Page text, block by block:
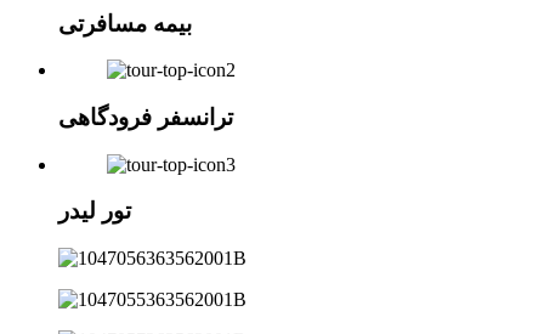
بیمه مسافرتی
ترانسفر فرودگاهی
تور لیدر